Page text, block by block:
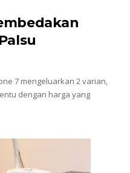
7 mengeluarkan 2 varian,
dengan harga yang